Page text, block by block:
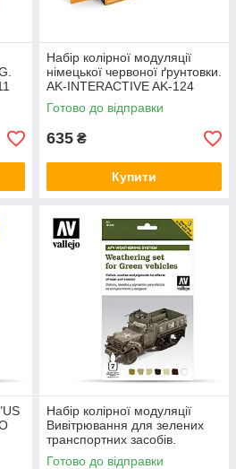
Набір колірної модуляції
німецької червоної ґрунтовки.
AK-INTERACTIVE AK-124
Готово до відправки
635 ₴
Купити
Набір колірної модуляції
Вивітрювання для зелених
транспортних засобів.
VALLEJO 78406
Готово до відправки